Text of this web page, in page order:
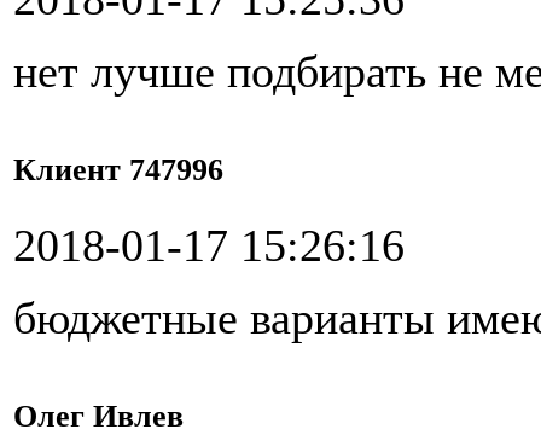
нет лучше подбирать не
Клиент 747996
2018-01-17 15:26:16
бюджетные варианты
Олег Ивлев